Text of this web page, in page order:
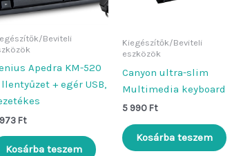
Beviteli
Apedra KM-520
+ egér USB,
Ft
Kosárba teszem
Kiegészítők/Beviteli
eszközök
Canyon ultra-slim
Multimedia keyboard
5 990 Ft
Kosárba teszem